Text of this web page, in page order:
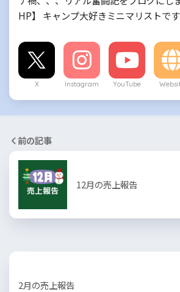
HP】 キャンプ大好きミニマリストで
X Instagram YouTube
前の記事
12月の売上報告
2月の売上報告